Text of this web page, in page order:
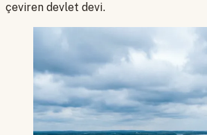
çeviren devlet devi.